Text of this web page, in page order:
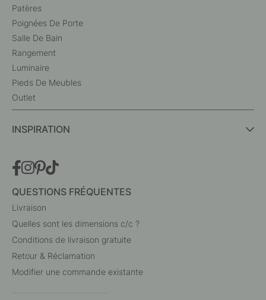
Patères
Poignées De Porte
Salle De Bain
Rangement
Luminaire
Pieds De Meubles
Outlet
INSPIRATION
QUESTIONS FRÉQUENTES
Livraison
Quelles sont les dimensions c/c ?
Conditions de livraison gratuite
Retour & Réclamation
Modifier une commande existante